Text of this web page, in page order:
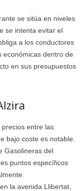
se sitúa en niveles
se intenta evitar el
a los conductores
económicas dentro de
en sus presupuestos
precios entre las
bajo coste es notable.
Gasolineras del
puntos específicos
la avenida Llibertat,